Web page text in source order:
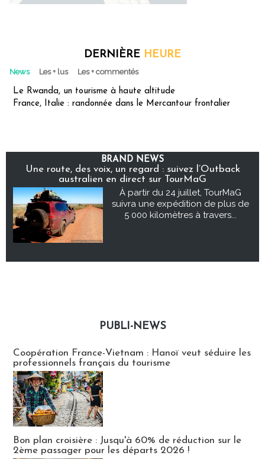
DERNIÈRE HEURE
News Les + lus Les + commentés
Le Rwanda, un tourisme à haute altitude
France, Italie : randonnée dans le Mercantour frontalier
BRAND NEWS
Une route, des voix, un regard : suivez l’Outback
australien en direct sur TourMaG
À partir du 24 juillet, TourMaG
suivra une expédition de plus de
5 000 kilomètres à travers...
PUBLI-NEWS
Coopération France-Vietnam : Hanoï veut séduire les
professionnels français du tourisme
Bon plan croisière : Jusqu'à 60% de réduction sur le
2ème passager pour les départs 2026 !